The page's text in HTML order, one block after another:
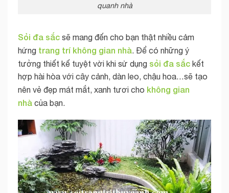
quanh nhà
Sỏi đa sắc sẽ mang đến cho bạn thật nhiều cảm
hứng trang trí không gian nhà. Để có những ý
tưởng thiết kế tuyệt vời khi sử dụng sỏi đa sắc kết
hợp hài hòa với cây cảnh, dàn leo, chậu hoa…sẽ tạo
nên vẻ đẹp mát mắt, xanh tươi cho không gian
nhà của bạn.